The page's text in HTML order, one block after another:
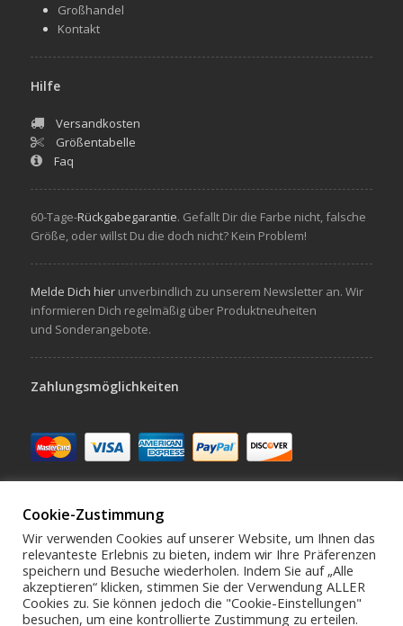
Großhandel
Kontakt
Hilfe
Versandkosten
Größentabelle
Faq
60-Tage-Rückgabegarantie. Gefallt Dir die Farbe nicht, falsche
Größe, oder willst Du die doch nicht? Kein Problem!
Melde Dich hierunverbindlich zu unserem Newsletter an. Wir
informieren Dich regelmäßig über Produktneuheiten
und Sonderangebote.
Zahlungsmöglichkeiten
Schreibe uns hello@virivee.de
Cookie-Zustimmung
Wir verwenden Cookies auf unserer Website, um Ihnen das
relevanteste Erlebnis zu bieten, indem wir Ihre Präferenzen
speichern und Besuche wiederholen. Indem Sie auf „Alle
akzeptieren“ klicken, stimmen Sie der Verwendung ALLER
Cookies zu. Sie können jedoch die "Cookie-Einstellungen"
besuchen, um eine kontrollierte Zustimmung zu erteilen.